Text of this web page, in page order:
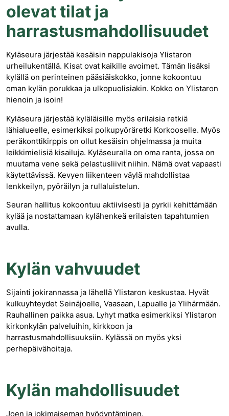
olevat tilat ja
harrastusmahdollisuudet
Kyläseura järjestää kesäisin nappulakisoja Ylistaron
urheilukentällä. Kisat ovat kaikille avoimet. Tämän lisäksi
kylällä on perinteinen pääsiäiskokko, jonne kokoontuu
oman kylän porukkaa ja ulkopuolisiakin. Kokko on Ylistaron
hienoin ja isoin!
Kyläseura järjestää kyläläisille myös erilaisia retkiä
lähialueelle, esimerkiksi polkupyöräretki Korkooselle. Myös
peräkonttikirppis on ollut kesäisin ohjelmassa ja muita
leikkimielisiä kisailuja. Kyläseuralla on oma ranta, jossa on
muutama vene sekä pelastusliivit niihin. Nämä ovat vapaasti
käytettävissä. Kevyen liikenteen väylä mahdollistaa
lenkkeilyn, pyöräilyn ja rullaluistelun.
Seuran hallitus kokoontuu aktiivisesti ja pyrkii kehittämään
kylää ja nostattamaan kylähenkeä erilaisten tapahtumien
avulla.
Kylän vahvuudet
Sijainti jokirannassa ja lähellä Ylistaron keskustaa. Hyvät
kulkuyhteydet Seinäjoelle, Vaasaan, Lapualle ja Ylihärmään.
Rauhallinen paikka asua. Lyhyt matka esimerkiksi Ylistaron
kirkonkylän palveluihin, kirkkoon ja
harrastusmahdollisuuksiin. Kylässä on myös yksi
perhepäivähoitaja.
Kylän mahdollisuudet
Joen ja jokimaiseman hyödyntäminen.